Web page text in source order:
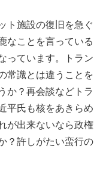
ト施設の復旧を急ぐ
なことを言っている
っています。トラン
常識とは違うことを
か？再会談などトラ
平氏も核をあきらめ
が出来ないなら政権
？許しがたい蛮行の